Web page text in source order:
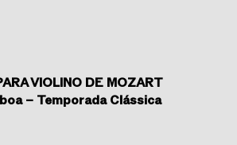
VIOLINO DE MOZART
– Temporada Clássica